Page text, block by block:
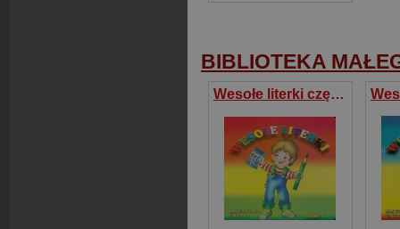
BIBLIOTEKA
Wesołe literki część 1